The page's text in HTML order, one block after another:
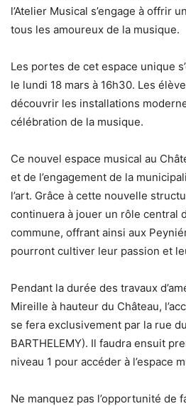
l’Atelier Musical s’engage à offrir
tous les amoureux de la musique.
Les portes de cet espace unique
le lundi 18 mars à 16h30. Les
découvrir les installations
célébration de la musique.
Ce nouvel espace musical au
et de l’engagement de la
l’art. Grâce à cette nouvelle
continuera à jouer un rôle central
commune, offrant ainsi aux
pourront cultiver leur passion et
Pendant la durée des travaux
Mireille à hauteur du Château,
se fera exclusivement par la rue
BARTHELEMY). Il faudra ensuit
niveau 1 pour accéder à l’espace
Ne manquez pas l’opportunité de